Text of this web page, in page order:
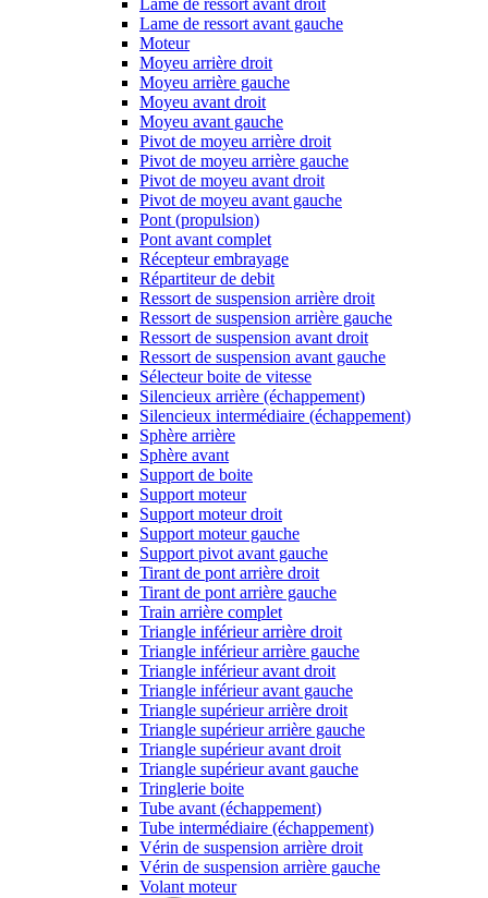
Lame de ressort avant droit
Lame de ressort avant gauche
Moteur
Moyeu arrière droit
Moyeu arrière gauche
Moyeu avant droit
Moyeu avant gauche
Pivot de moyeu arrière droit
Pivot de moyeu arrière gauche
Pivot de moyeu avant droit
Pivot de moyeu avant gauche
Pont (propulsion)
Pont avant complet
Récepteur embrayage
Répartiteur de debit
Ressort de suspension arrière droit
Ressort de suspension arrière gauche
Ressort de suspension avant droit
Ressort de suspension avant gauche
Sélecteur boite de vitesse
Silencieux arrière (échappement)
Silencieux intermédiaire (échappement)
Sphère arrière
Sphère avant
Support de boite
Support moteur
Support moteur droit
Support moteur gauche
Support pivot avant gauche
Tirant de pont arrière droit
Tirant de pont arrière gauche
Train arrière complet
Triangle inférieur arrière droit
Triangle inférieur arrière gauche
Triangle inférieur avant droit
Triangle inférieur avant gauche
Triangle supérieur arrière droit
Triangle supérieur arrière gauche
Triangle supérieur avant droit
Triangle supérieur avant gauche
Tringlerie boite
Tube avant (échappement)
Tube intermédiaire (échappement)
Vérin de suspension arrière droit
Vérin de suspension arrière gauche
Volant moteur